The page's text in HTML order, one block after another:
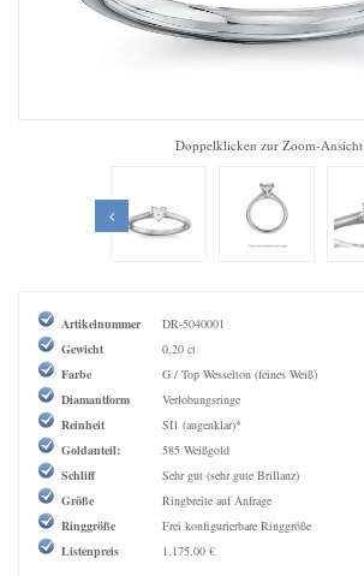
Doppelklicken zur Zoom-Ansicht
Artikelnummer
DR-5040001
Gewicht
0,20 ct
Farbe
G / Top Wesselton (feines Weiß)
Diamantform
Verlobungsringe
Reinheit
SI1 (augenklar)*
Goldanteil:
585 Weißgold
Schliff
Sehr gut (sehr gute Brillanz)
Größe
Ringbreite auf Anfrage
Ringgröße
Frei konfigurierbare Ringgröße
Listenpreis
1.175,00 €